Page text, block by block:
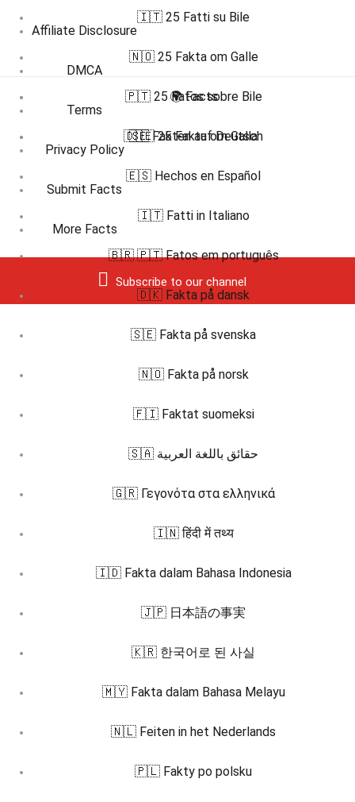
Affiliate Disclosure
DMCA
Terms
Privacy Policy
Submit Facts
More Facts
Subscribe to our channel
🇮🇹 25 Fatti su Bile
🇳🇴 25 Fakta om Galle
🇵🇹 25 Fatos sobre Bile
🇸🇪 25 Fakta om Galla
🌍 Facts
🇩🇪 Fakten auf Deutsch
🇪🇸 Hechos en Español
🇮🇹 Fatti in Italiano
🇧🇷 🇵🇹 Fatos em português
🇩🇰 Fakta på dansk
🇸🇪 Fakta på svenska
🇳🇴 Fakta på norsk
🇫🇮 Faktat suomeksi
🇸🇦 حقائق باللغة العربية
🇬🇷 Γεγονότα στα ελληνικά
🇮🇳 हिंदी में तथ्य
🇮🇩 Fakta dalam Bahasa Indonesia
🇯🇵 日本語の事実
🇰🇷 한국어로 된 사실
🇲🇾 Fakta dalam Bahasa Melayu
🇳🇱 Feiten in het Nederlands
🇵🇱 Fakty po polsku